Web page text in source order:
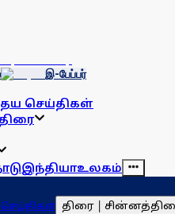
இ-பேப்பர்
செய்திகள்
இந்தியாஉலகம்
திரை |